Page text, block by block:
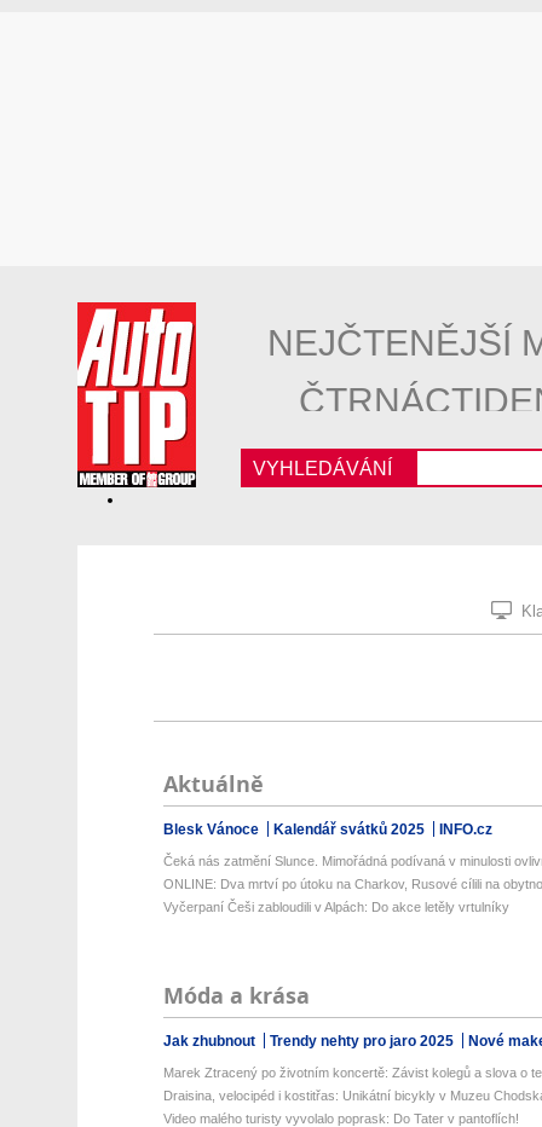
NEJČTENĚJŠÍ
VYHLEDÁVÁNÍ
Aktuálně
Blesk Vánoce Kalendář svátků 2025 INFO.cz
Čeká nás zatmění Slunce. Mimořádná podívaná v minulosti
ONLINE: Dva mrtví po útoku na Charkov, Rusové cílili na
Vyčerpaní Češi zabloudili v Alpách: Do akce letěly vrtulníky
Móda a krása
Jak zhubnout Trendy nehty pro jaro 2025 Nové
Marek Ztracený po životním koncertě: Závist kolegů a slova o
Draisina, velocipéd i kostitřas: Unikátní bicykly v Muzeu
Video malého turisty vyvolalo poprask: Do Tater v pantoflích!